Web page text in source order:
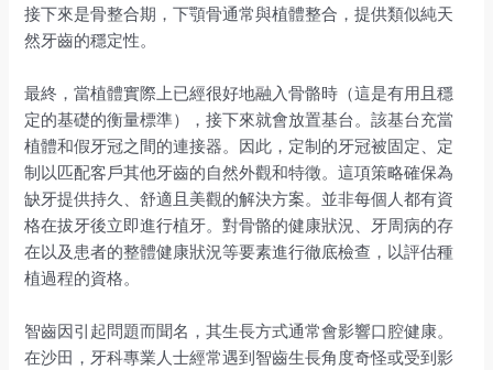
接下來是骨整合期，下顎骨通常與植體整合，提供類似純天
然牙齒的穩定性。
最終，當植體實際上已經很好地融入骨骼時（這是有用且穩
定的基礎的衡量標準），接下來就會放置基台。該基台充當
植體和假牙冠之間的連接器。因此，定制的牙冠被固定、定
制以匹配客戶其他牙齒的自然外觀和特徵。這項策略確保為
缺牙提供持久、舒適且美觀的解決方案。並非每個人都有資
格在拔牙後立即進行植牙。對骨骼的健康狀況、牙周病的存
在以及患者的整體健康狀況等要素進行徹底檢查，以評估種
植過程的資格。
智齒因引起問題而聞名，其生長方式通常會影響口腔健康。
在沙田，牙科專業人士經常遇到智齒生長角度奇怪或受到影